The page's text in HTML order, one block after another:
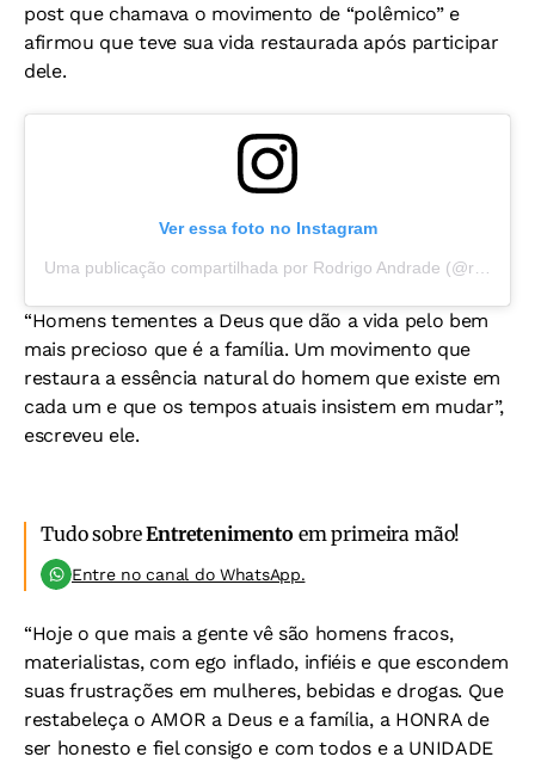
post que chamava o movimento de “polêmico” e
afirmou que teve sua vida restaurada após participar
dele.
Ver essa foto no Instagram
“Homens tementes a Deus que dão a vida pelo bem
mais precioso que é a família. Um movimento que
restaura a essência natural do homem que existe em
cada um e que os tempos atuais insistem em mudar”,
escreveu ele.
Tudo sobreEntretenimento em primeira mão!
Entre no canal do WhatsApp.
“Hoje o que mais a gente vê são homens fracos,
materialistas, com ego inflado, infiéis e que escondem
suas frustrações em mulheres, bebidas e drogas. Que
restabeleça o AMOR a Deus e a família, a HONRA de
ser honesto e fiel consigo e com todos e a UNIDADE